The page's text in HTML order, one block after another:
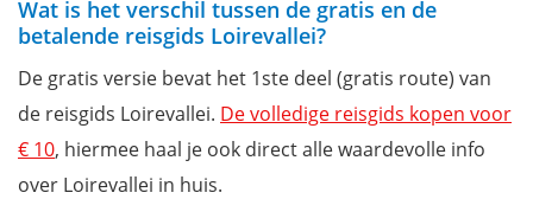
Wat is het verschil tussen de gratis en de
betalende reisgids Loirevallei?
De gratis versie bevat het 1ste deel (gratis route) van
de reisgids Loirevallei. De volledige reisgids kopen voor
€ 10, hiermee haal je ook direct alle waardevolle info
over Loirevallei in huis.